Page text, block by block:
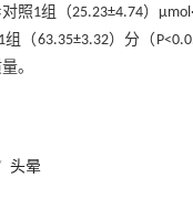
对照1组（25.23±4.74）
组（63.35±3.32）分（
。
头晕